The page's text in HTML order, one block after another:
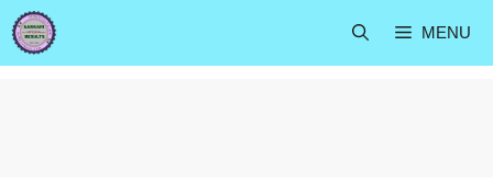
Skip
to
content
MENU